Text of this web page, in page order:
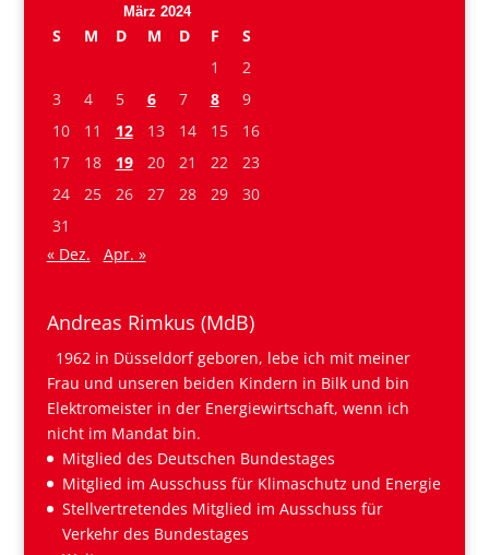
März 2024
S M D M D F
S
1
2
3
4 5 6 7 8
9
10
11 12 13 14 15
16
17
18 19 20 21 22
23
24
25 26 27 28 29
30
31
« Dez.
Apr. »
Andreas Rimkus (MdB)
1962 in Düsseldorf geboren, lebe ich mit meiner
Frau und unseren beiden Kindern in Bilk und bin
Elektromeister in der Energiewirtschaft, wenn ich
nicht im Mandat bin.
Mitglied des Deutschen Bundestages
Mitglied im Ausschuss für Klimaschutz und Energie
Stellvertretendes Mitglied im Ausschuss für
Verkehr des Bundestages